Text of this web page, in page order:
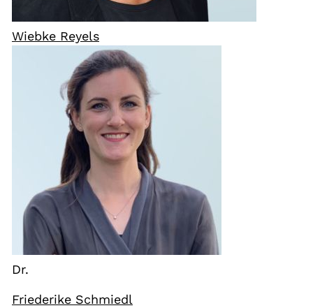
Wiebke Reyels
Dr.
Friederike Schmiedl